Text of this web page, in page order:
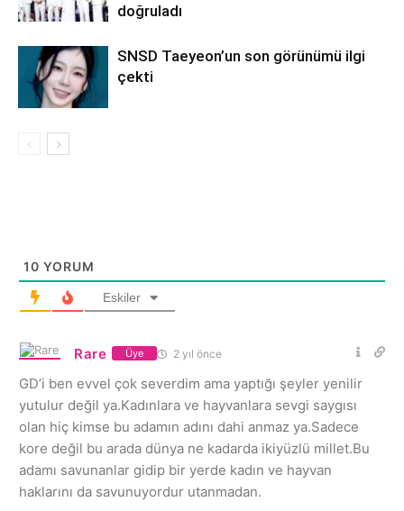
doğruladı
SNSD Taeyeon’un son görünümü ilgi
çekti
10 YORUM
Eskiler
Rare Üye 2 yıl önce
GD’i ben evvel çok severdim ama yaptığı şeyler yenilir
yutulur değil ya.Kadınlara ve hayvanlara sevgi saygısı
olan hiç kimse bu adamın adını dahi anmaz ya.Sadece
kore değil bu arada dünya ne kadarda ikiyüzlü millet.Bu
adamı savunanlar gidip bir yerde kadın ve hayvan
haklarını da savunuyordur utanmadan.